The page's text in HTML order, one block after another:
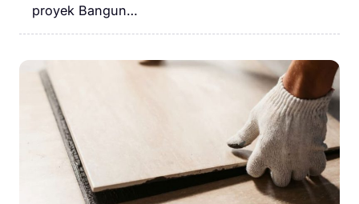
proyek Bangun…